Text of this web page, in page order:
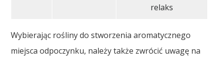
relaks
Wybierając rośliny do stworzenia aromatycznego
miejsca odpoczynku, należy także zwrócić uwagę na